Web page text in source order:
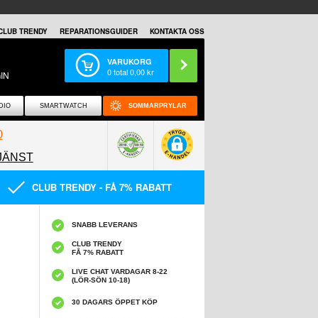
TRENDY REPARATIONSGUIDER KONTAKTA OSS
VARUKORG
0total0,00kr
SMARTWATCH SOMMARPRYLAR
CLUB TRENDY - FÅ 7% RABATT
SNABB LEVERANS
CLUB TRENDY
FÅ 7% RABATT
LIVE CHAT VARDAGAR 8-22
(LÖR-SÖN 10-18)
30 DAGARS ÖPPET KÖP